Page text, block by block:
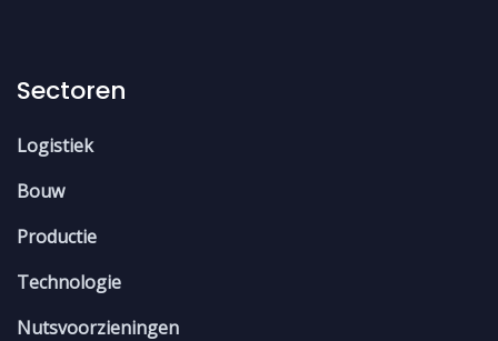
Sectoren
Logistiek
Bouw
Productie
Technologie
Nutsvoorzieningen